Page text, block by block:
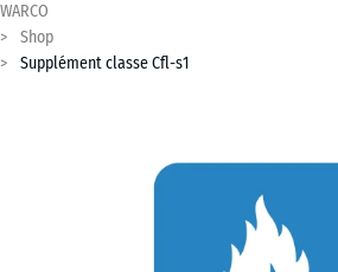
WARCO
Shop
Supplément classe Cfl-s1